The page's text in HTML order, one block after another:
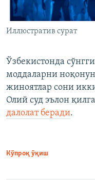
Иллюстратив сурат
Ўзбекистонда
моддаларни
жиноятлар сони
Олий суд эълон
далолат беради.
Кўпроқ ўқиш